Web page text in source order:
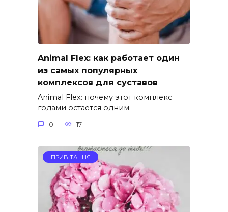
Animal Flex: как работает один
из самых популярных
комплексов для суставов
Animal Flex: почему этот комплекс
годами остается одним
0 17
ПРИВІТАННЯ